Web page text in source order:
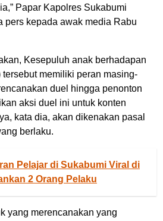
Papar Kapolres Sukabumi
pers kepada awak media Rabu
Kesepuluh anak berhadapan
memiliki peran masing-
duel hingga penonton
aksi duel ini untuk konten
kata dia, akan dikenakan pasal
berlaku.
Pelajar di Sukabumi Viral di
2 Orang Pelaku
yang merencanakan yang